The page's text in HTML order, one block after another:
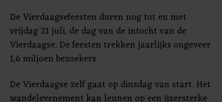
De Vierdaagsefeesten duren nog tot en met
vrijdag 21 juli, de dag van de intocht van de
Vierdaagse. De feesten trekken jaarlijks ongeveer
1,6 miljoen bezoekers.
De Vierdaagse zelf gaat op dinsdag van start. Het
wandelevenement kan leunen op een ijzersterke